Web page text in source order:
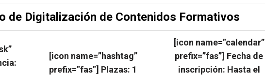
de Digitalización de Contenidos Formativos
[icon name=”hashtag”
prefix=”fas”] Plazas: 1
[icon name=”calendar”
prefix=”fas”] Fecha de
inscripción: Hasta el